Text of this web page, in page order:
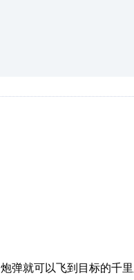
弹就可以飞到目标的千里